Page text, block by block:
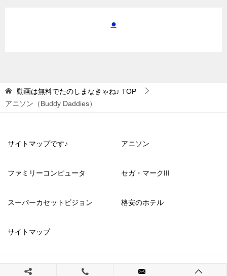
●
動画は無料でたのしまなきゃね♪ TOP
アニソン（Buddy Daddies）
サイトマップです♪ アニソン
ファミリーコンピュータ セガ・マークIII
スーパーカセットビジョン 格安のホテル
サイトマップ
© 2023 動画は無料でたのしまなきゃね♪